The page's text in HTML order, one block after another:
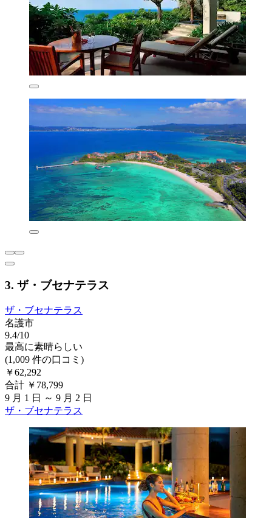
3. ザ・ブセナテラス
ザ・ブセナテラス
名護市
9.4/10
最高に素晴らしい
(1,009 件の口コミ)
￥62,292
合計 ￥78,799
9 月 1 日 ～ 9 月 2 日
ザ・ブセナテラス